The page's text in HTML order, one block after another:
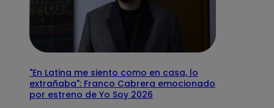
"En Latina me siento como en casa, lo
extrañaba": Franco Cabrera emocionado
por estreno de Yo Soy 2026